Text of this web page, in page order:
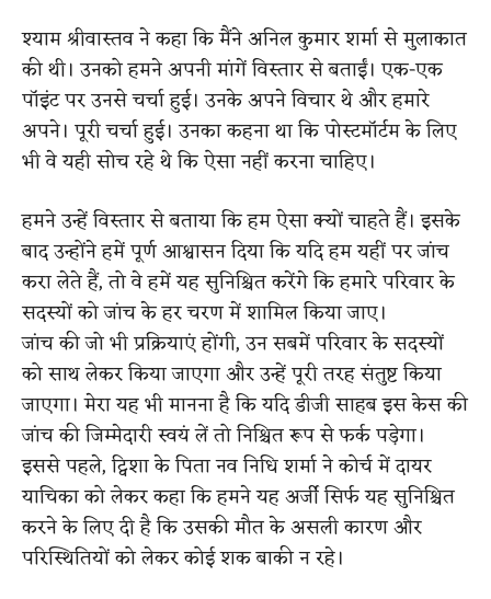
श्याम श्रीवास्तव ने कहा कि मैंने अनिल कुमार शर्मा से मुलाकात
की थी। उनको हमने अपनी मांगें विस्तार से बताईं। एक-एक
पॉइंट पर उनसे चर्चा हुई। उनके अपने विचार थे और हमारे
अपने। पूरी चर्चा हुई। उनका कहना था कि पोस्टमॉर्टम के लिए
भी वे यही सोच रहे थे कि ऐसा नहीं करना चाहिए।
हमने उन्हें विस्तार से बताया कि हम ऐसा क्यों चाहते हैं। इसके
बाद उन्होंने हमें पूर्ण आश्वासन दिया कि यदि हम यहीं पर जांच
करा लेते हैं, तो वे हमें यह सुनिश्चित करेंगे कि हमारे परिवार के
सदस्यों को जांच के हर चरण में शामिल किया जाए।
जांच की जो भी प्रक्रियाएं होंगी, उन सबमें परिवार के सदस्यों
को साथ लेकर किया जाएगा और उन्हें पूरी तरह संतुष्ट किया
जाएगा। मेरा यह भी मानना है कि यदि डीजी साहब इस केस की
जांच की जिम्मेदारी स्वयं लें तो निश्चित रूप से फर्क पड़ेगा।
इससे पहले, ट्विशा के पिता नव निधि शर्मा ने कोर्च में दायर
याचिका को लेकर कहा कि हमने यह अर्जी सिर्फ यह सुनिश्चित
करने के लिए दी है कि उसकी मौत के असली कारण और
परिस्थितियों को लेकर कोई शक बाकी न रहे।